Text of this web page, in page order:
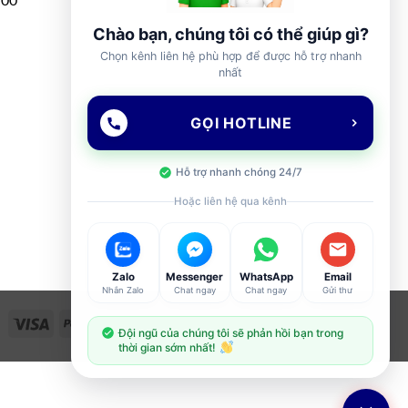
Visa PayPal Stripe MasterCard
Cash
On
Delivery
Chào bạn, chúng tôi có thể giúp gì?
Chọn kênh liên hệ phù hợp để được hỗ trợ nhanh
nhất
GỌI HOTLINE
Hỗ trợ nhanh chóng 24/7
Hoặc liên hệ qua kênh
Zalo
Nhắn Zalo
Messenger
Chat ngay
WhatsApp
Chat ngay
Email
Gửi thư
Đội ngũ của chúng tôi sẽ phản hồi bạn trong
thời gian sớm nhất!